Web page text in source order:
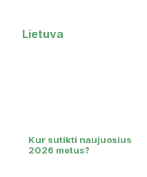
Lietuva
Kur sutikti naujuosius
2026 metus?